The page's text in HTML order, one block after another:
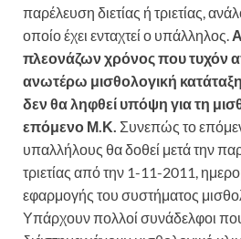
παρέλευση διετίας ή τριετίας,
οποίο έχει ενταχτεί ο υπάλληλος.
πλεονάζων χρόνος που τυχόν
ανωτέρω μισθολογική
δεν θα ληφθεί υπόψη για τη
επόμενο Μ.Κ. Συνεπώς το
υπαλλήλους θα δοθεί μετά την
τριετίας από την 1-11-2011,
εφαρμογής του συστήματος
Υπάρχουν πολλοί συνάδελφοι που